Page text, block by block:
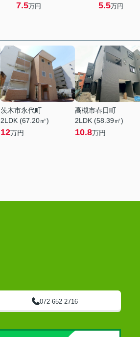
7.5万円 5.5万円
茨木市永代町
2LDK (67.20㎡)
12万円
高槻市春日町
2LDK (58.39㎡)
10.8万円
072-652-2716